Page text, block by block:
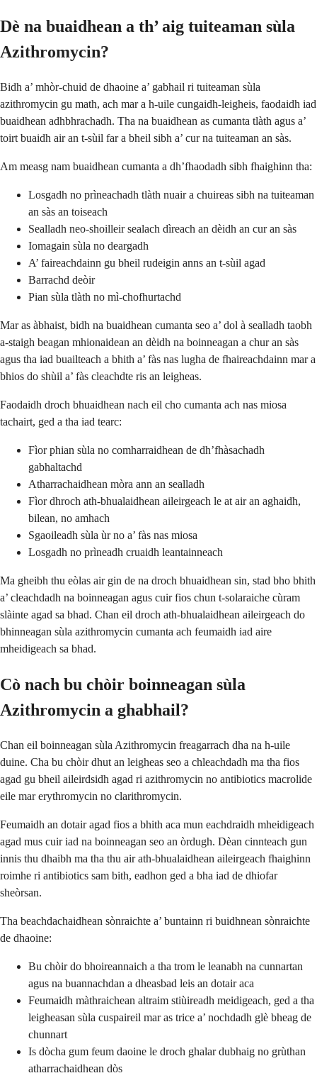
Dè na buaidhean a th’ aig tuiteaman sùla
Azithromycin?
Bidh a’ mhòr-chuid de dhaoine a’ gabhail ri tuiteaman sùla
azithromycin gu math, ach mar a h-uile cungaidh-leigheis, faodaidh iad
buaidhean adhbhrachadh. Tha na buaidhean as cumanta tlàth agus a’
toirt buaidh air an t-sùil far a bheil sibh a’ cur na tuiteaman an sàs.
Am measg nam buaidhean cumanta a dh’fhaodadh sibh fhaighinn tha:
Losgadh no prìneachadh tlàth nuair a chuireas sibh na tuiteaman
an sàs an toiseach
Sealladh neo-shoilleir sealach dìreach an dèidh an cur an sàs
Iomagain sùla no deargadh
A’ faireachdainn gu bheil rudeigin anns an t-sùil agad
Barrachd deòir
Pian sùla tlàth no mì-chofhurtachd
Mar as àbhaist, bidh na buaidhean cumanta seo a’ dol à sealladh taobh
a-staigh beagan mhionaidean an dèidh na boinneagan a chur an sàs
agus tha iad buailteach a bhith a’ fàs nas lugha de fhaireachdainn mar a
bhios do shùil a’ fàs cleachdte ris an leigheas.
Faodaidh droch bhuaidhean nach eil cho cumanta ach nas miosa
tachairt, ged a tha iad tearc:
Fìor phian sùla no comharraidhean de dh’fhàsachadh
gabhaltachd
Atharrachaidhean mòra ann an sealladh
Fìor dhroch ath-bhualaidhean aileirgeach le at air an aghaidh,
bilean, no amhach
Sgaoileadh sùla ùr no a’ fàs nas miosa
Losgadh no prìneadh cruaidh leantainneach
Ma gheibh thu eòlas air gin de na droch bhuaidhean sin, stad bho bhith
a’ cleachdadh na boinneagan agus cuir fios chun t-solaraiche cùram
slàinte agad sa bhad. Chan eil droch ath-bhualaidhean aileirgeach do
bhinneagan sùla azithromycin cumanta ach feumaidh iad aire
mheidigeach sa bhad.
Cò nach bu chòir boinneagan sùla
Azithromycin a ghabhail?
Chan eil boinneagan sùla Azithromycin freagarrach dha na h-uile
duine. Cha bu chòir dhut an leigheas seo a chleachdadh ma tha fios
agad gu bheil aileirdsidh agad ri azithromycin no antibiotics macrolide
eile mar erythromycin no clarithromycin.
Feumaidh an dotair agad fios a bhith aca mun eachdraidh mheidigeach
agad mus cuir iad na boinneagan seo an òrdugh. Dèan cinnteach gun
innis thu dhaibh ma tha thu air ath-bhualaidhean aileirgeach fhaighinn
roimhe ri antibiotics sam bith, eadhon ged a bha iad de dhiofar
sheòrsan.
Tha beachdachaidhean sònraichte a’ buntainn ri buidhnean sònraichte
de dhaoine:
Bu chòir do bhoireannaich a tha trom le leanabh na cunnartan
agus na buannachdan a dheasbad leis an dotair aca
Feumaidh màthraichean altraim stiùireadh meidigeach, ged a tha
leigheasan sùla cuspaireil mar as trice a’ nochdadh glè bheag de
chunnart
Is dòcha gum feum daoine le droch ghalar dubhaig no grùthan
atharrachaidhean dòs